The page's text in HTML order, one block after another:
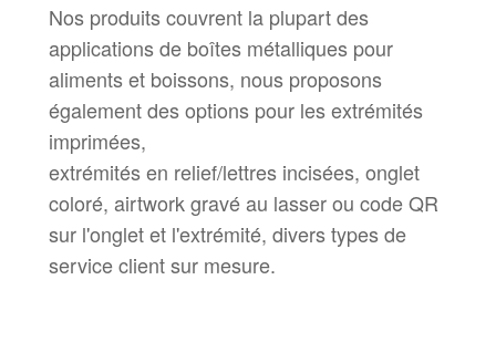
Nos produits couvrent la plupart des
applications de boîtes métalliques pour
aliments et boissons, nous proposons
également des options pour les extrémités
imprimées,
extrémités en relief/lettres incisées, onglet
coloré, airtwork gravé au lasser ou code QR
sur l'onglet et l'extrémité, divers types de
service client sur mesure.